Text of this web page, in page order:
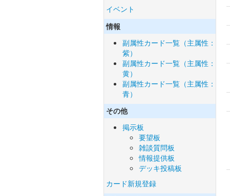
イベント
情報
副属性カード一覧（主属性：
紫）
副属性カード一覧（主属性：
黄）
副属性カード一覧（主属性：
青）
その他
掲示板
要望板
雑談質問板
情報提供板
デッキ投稿板
カード新規登録